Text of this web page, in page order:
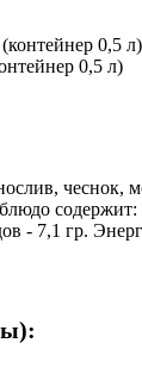
0,5 л)
чеснок,
содержит:
- 7,1 гр.